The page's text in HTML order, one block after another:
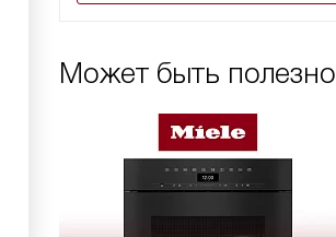
Может быть полезно